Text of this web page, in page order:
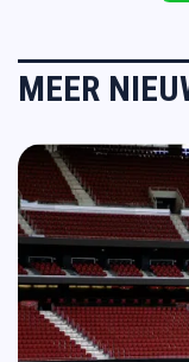
MEER